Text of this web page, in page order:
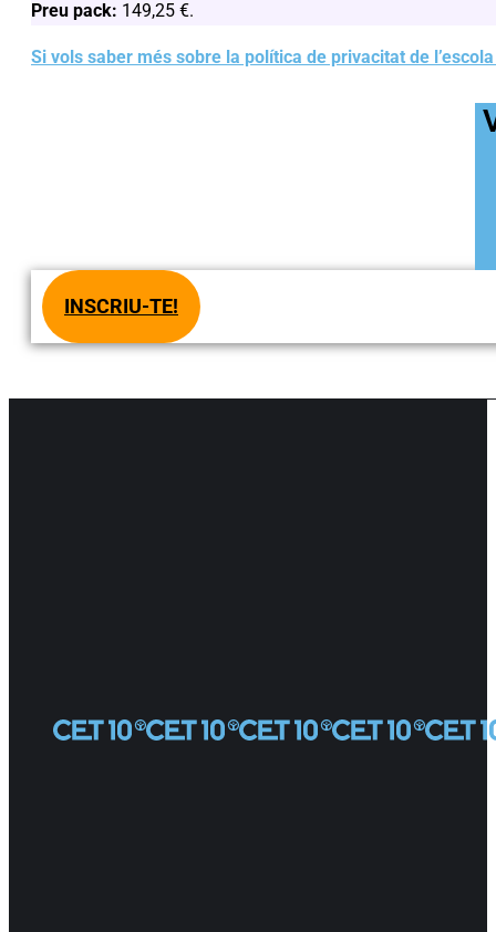
Preu pack: 149,25 €.
Si vols saber més sobre la política de privacitat de
INSCRIU-TE!